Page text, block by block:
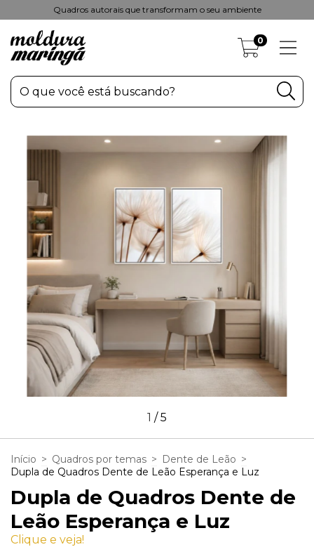
Quadros autorais que transformam o seu ambiente
0
1 /5
Início > Quadros por temas > Dente de Leão >
Dupla de Quadros Dente de Leão Esperança e Luz
Dupla de Quadros Dente de
Leão Esperança e Luz
Clique e veja!